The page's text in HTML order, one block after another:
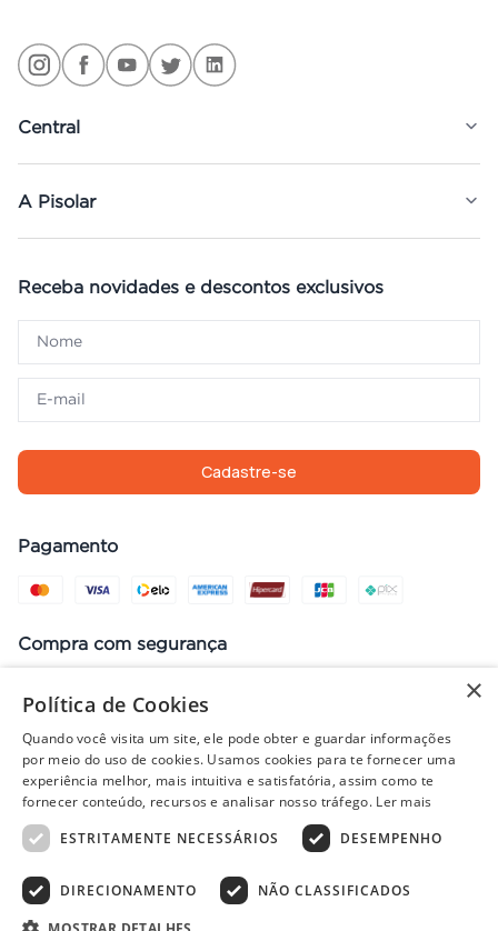
Central
A Pisolar
Receba novidades e descontos exclusivos
Cadastre-se
Pagamento
Compra com segurança
Preços, promoções, condições de pagamento e frete válidos apenas
para compras no site. Em caso de divergência, prevalece o valor do
carrinho no fechamento do pedido. Vendas sujeitas à análise e
© 2022 - PISOLAR | CNPJ: 32.868.002/0004-36 | Rua Quirino, 1294
×
Política de Cookies
Quando você visita um site, ele pode obter e guardar informações
por meio do uso de cookies. Usamos cookies para te fornecer uma
experiência melhor, mais intuitiva e satisfatória, assim como te
fornecer conteúdo, recursos e analisar nosso tráfego. Ler mais
ESTRITAMENTE NECESSÁRIOS
DESEMPENHO
DIRECIONAMENTO NÃO CLASSIFICADOS